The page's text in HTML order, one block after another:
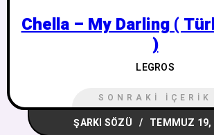
Chella – My Darling (
)
LEGROS
SONRAKI İÇERIK
ŞARKI SÖZÜ TEMMUZ 19,